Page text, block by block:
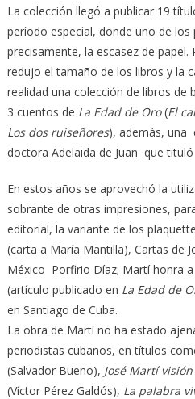
La colección llegó a publicar 19
período especial, donde uno de
precisamente, la escasez de
redujo el tamaño de los libros y la
realidad una colección de libros de
3 cuentos de La Edad de Oro(El
Los dos ruiseñores), además, una
doctora Adelaida de Juan que
En estos años se aprovechó la
sobrante de otras impresiones,
editorial, la variante de los
(carta a María Mantilla), Cartas de
México Porfirio Díaz; Martí honra
(artículo publicado en La Edad de
en Santiago de Cuba.
La obra de Martí no ha estado
periodistas cubanos, en títulos
(Salvador Bueno), José Martí
(Víctor Pérez Galdós), La palabra